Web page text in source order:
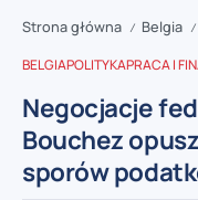
Strona główna / Belgia /
BELGIAPOLITYKAPRACA I
Negocjacje
Bouchez
sporów